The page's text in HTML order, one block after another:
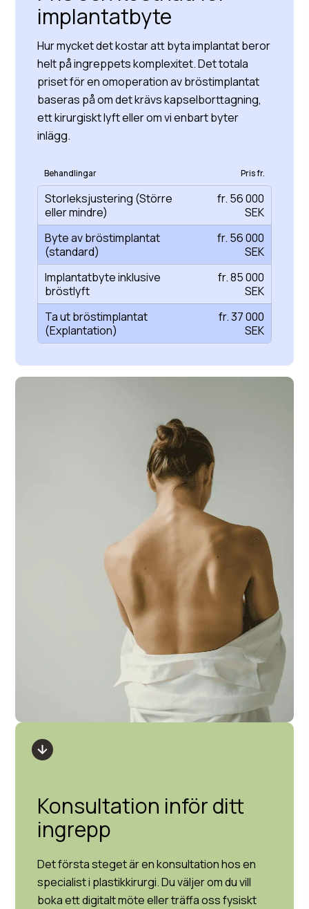
implantatbyte
Hur mycket det kostar att byta implantat beror
helt på ingreppets komplexitet. Det totala
priset för en omoperation av bröstimplantat
baseras på om det krävs kapselborttagning,
ett kirurgiskt lyft eller om vi enbart byter
inlägg.
Behandlingar Pris fr.
Storleksjustering (Större
eller mindre)
fr. 56 000
SEK
Byte av bröstimplantat
(standard)
fr. 56 000
SEK
Implantatbyte inklusive
bröstlyft
fr. 85 000
SEK
Ta ut bröstimplantat
(Explantation)
fr. 37 000
SEK
Konsultation inför ditt
ingrepp
Det första steget är en konsultation hos en
specialist i plastikkirurgi. Du väljer om du vill
boka ett digitalt möte eller träffa oss fysiskt